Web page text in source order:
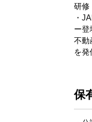
研修
・
ー登
不動
を発
保